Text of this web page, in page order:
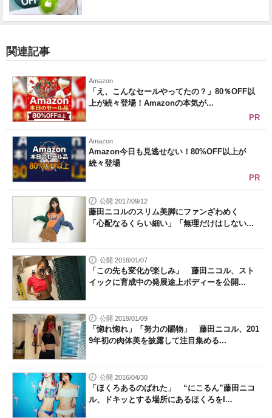
関連記事
Amazon
「え、こんなセールやってたの？」80％OFF以
上が続々登場！Amazonの本気が...
PR
Amazon
Amazon今日も見逃せない！80%OFF以上が
続々登場
PR
公開 2017/09/12
藤田ニコルのスリム美脚にファンざわめく
「心配なるくらい細い」「無理だけはしない...
公開 2018/01/07
「この先も変化が楽しみ」 藤田ニコル、スト
イックに育成中の発展途上ボディーを公開...
公開 2019/01/09
「惚れ惚れ」「努力の賜物」 藤田ニコル、201
9年初の肉体美を披露して注目集める...
公開 2016/04/30
「ほくろあるのばれた」 “にこるん”藤田ニコ
ル、ドキッとする場所にあるほくろをI...